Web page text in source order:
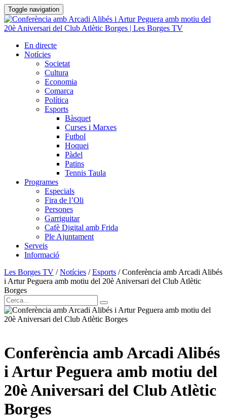
Toggle navigation
En directe
Notícies
Societat
Cultura
Economia
Comarca
Política
Esports
Bàsquet
Curses i Marxes
Futbol
Hoquei
Pàdel
Patins
Tennis Taula
Programes
Especials
Fira de l’Oli
Persones
Garriguitar
Cafè Digital amb Frida
Ple Ajuntament
Serveis
Informació
Les Borges TV /Notícies /Esports /Conferència amb Arcadi Alibés
i Artur Peguera amb motiu del 20è Aniversari del Club Atlètic
Borges
Conferència amb Arcadi Alibés
i Artur Peguera amb motiu del
20è Aniversari del Club Atlètic
Borges